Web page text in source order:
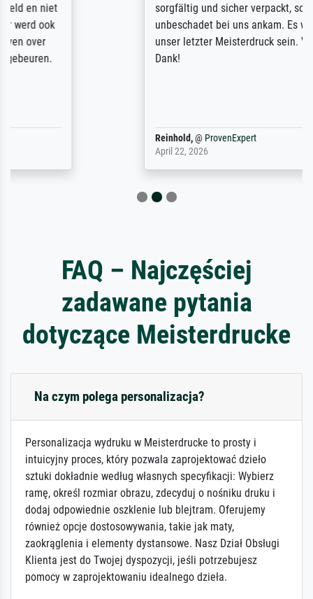
sorgfältig und sicher verpackt, so dass es
unbeschadet bei uns ankam. Es wird nicht
unser letzter Meisterdruck sein. Vielen
ProvenExpert
FAQ – Najczęściej
zadawane pytania
dotyczące Meisterdrucke
Na czym polega personalizacja?
Personalizacja wydruku w Meisterdrucke to prosty i
intuicyjny proces, który pozwala zaprojektować dzieło
sztuki dokładnie według własnych specyfikacji: Wybierz
ramę, określ rozmiar obrazu, zdecyduj o nośniku druku i
dodaj odpowiednie oszklenie lub blejtram. Oferujemy
również opcje dostosowywania, takie jak maty,
zaokrąglenia i elementy dystansowe. Nasz Dział Obsługi
Klienta jest do Twojej dyspozycji, jeśli potrzebujesz
pomocy w zaprojektowaniu idealnego dzieła.